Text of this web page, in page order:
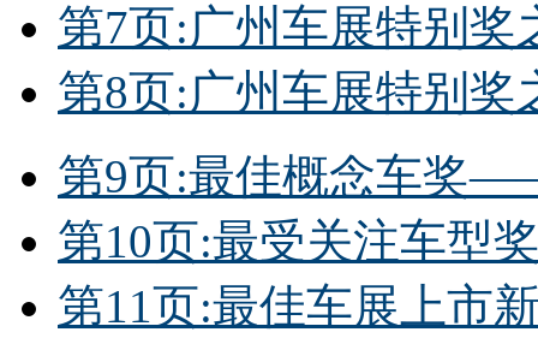
第7页:广州车展特别
第8页:广州车展特别
第9页:最佳概念车奖
第10页:最受关注车型
第11页:最佳车展上市